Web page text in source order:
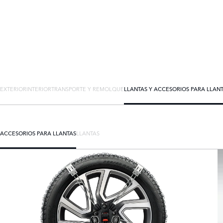
EXTERIORINTERIORTRANSPORTE Y REMOLQUELLANTAS Y ACCESORIOS PARA
ACCESORIOS PARA LLANTASLLANTAS